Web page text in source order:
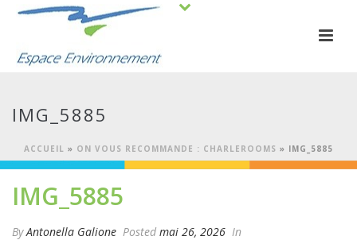
IMG_5885
ACCUEIL » ON VOUS RECOMMANDE : CHARLEROOMS » IMG_5885
IMG_5885
ByAntonella Galione Posted mai 26, 2026 In